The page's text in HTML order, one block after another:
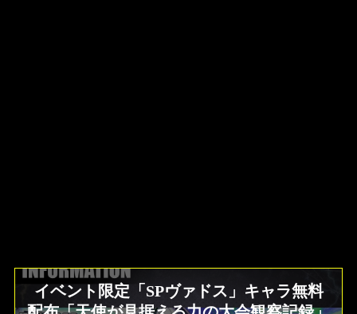
イベント限定「SPヴァドス」キャラ無料